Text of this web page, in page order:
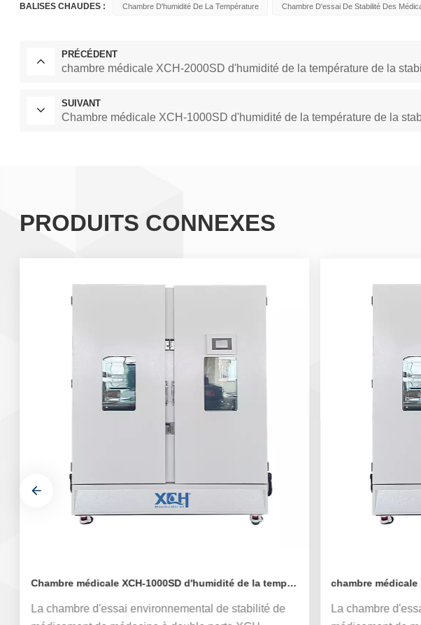
BALISES CHAUDES : Chambre D'humidité De La Température Chambre D'essai De Stabilité Des
PRÉCÉDENT
chambre médicale XCH-2000SD d'humidité de la température de la
SUIVANT
Chambre médicale XCH-1000SD d'humidité de la température de la
PRODUITS CONNEXES
Chambre médicale XCH-1000SD d'humidité de la température de la stabilité 1000L
La chambre d'essai environnemental de stabilité de
La chambre